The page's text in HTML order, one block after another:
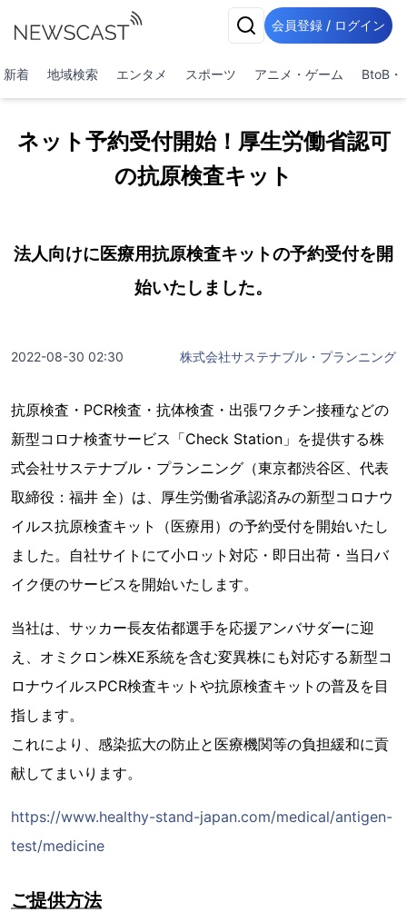
会員登録 / ログイン
新着 地域検索 エンタメ スポーツ アニメ・ゲーム BtoB・
ネット予約受付開始！厚生労働省認可
の抗原検査キット
法人向けに医療用抗原検査キットの予約受付を開
始いたしました。
2022-08-30 02:30 株式会社サステナブル・プランニング
抗原検査・PCR検査・抗体検査・出張ワクチン接種などの
新型コロナ検査サービス「Check Station」を提供する株
式会社サステナブル・プランニング（東京都渋谷区、代表
取締役：福井 全）は、厚生労働省承認済みの新型コロナウ
イルス抗原検査キット（医療用）の予約受付を開始いたし
ました。自社サイトにて小ロット対応・即日出荷・当日バ
イク便のサービスを開始いたします。
当社は、サッカー長友佑都選手を応援アンバサダーに迎
え、オミクロン株XE系統を含む変異株にも対応する新型コ
ロナウイルスPCR検査キットや抗原検査キットの普及を目
指します。
これにより、感染拡大の防止と医療機関等の負担緩和に貢
献してまいります。
https://www.healthy-stand-japan.com/medical/antigen-
test/medicine
ご提供方法